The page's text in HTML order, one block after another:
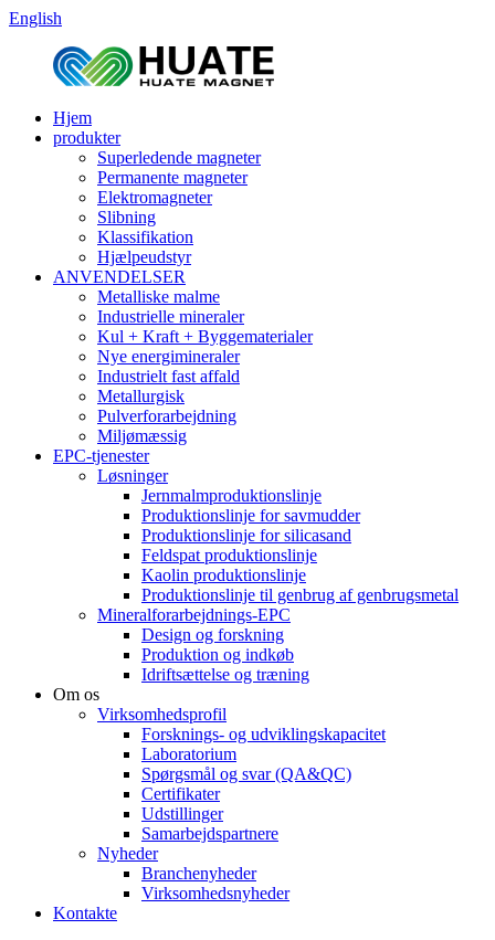
English
Hjem
produkter
Superledende magneter
Permanente magneter
Elektromagneter
Slibning
Klassifikation
Hjælpeudstyr
ANVENDELSER
Metalliske malme
Industrielle mineraler
Kul + Kraft + Byggematerialer
Nye energimineraler
Industrielt fast affald
Metallurgisk
Pulverforarbejdning
Miljømæssig
EPC-tjenester
Løsninger
Jernmalmproduktionslinje
Produktionslinje for savmudder
Produktionslinje for silicasand
Feldspat produktionslinje
Kaolin produktionslinje
Produktionslinje til genbrug af genbrugsmetal
Mineralforarbejdnings-EPC
Design og forskning
Produktion og indkøb
Idriftsættelse og træning
Om os
Virksomhedsprofil
Forsknings- og udviklingskapacitet
Laboratorium
Spørgsmål og svar (QA&QC)
Certifikater
Udstillinger
Samarbejdspartnere
Nyheder
Branchenyheder
Virksomhedsnyheder
Kontakte